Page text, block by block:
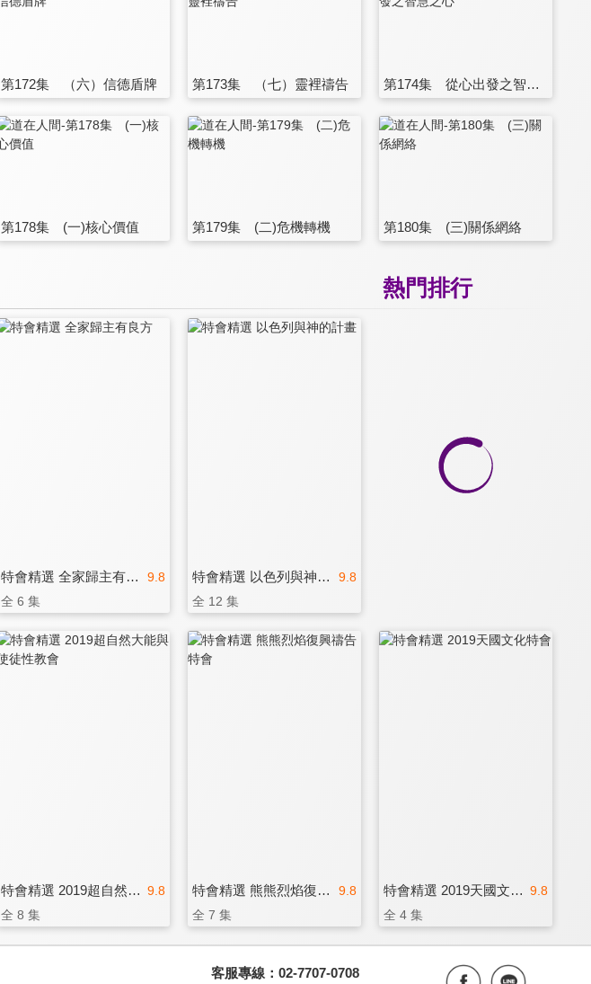
第172集 （六）信德盾牌 第173集 （七）靈裡禱告 第174集 從心出發之智慧之心
第178集 (一)核心價值 第179集 (二)危機轉機 第180集 (三)關係網絡
熱門排行
9.8
特會精選 全家歸主有良方
全 6 集
9.8
特會精選 以色列與神的計畫
全 12 集
9.8
特會精選 2019超自然大能與使徒性教會
全 8 集
9.8
特會精選 熊熊烈焰復興禱告特會
全 7 集
9.8
特會精選 2019天國文化特會
全 4 集
客服專線：02-7707-0708